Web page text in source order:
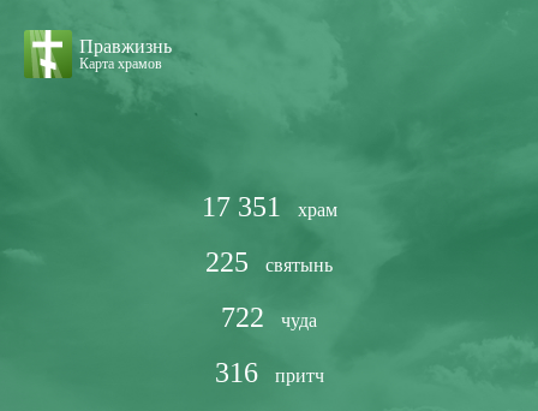
Правжизнь
Карта храмов
17 351 храм
225 святынь
722 чуда
316 притч